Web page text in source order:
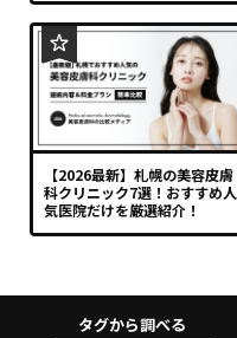
【2026最新】札幌の美容皮膚
科クリニック7選！おすすめ人
気医院だけを厳選紹介！
タグから調べる